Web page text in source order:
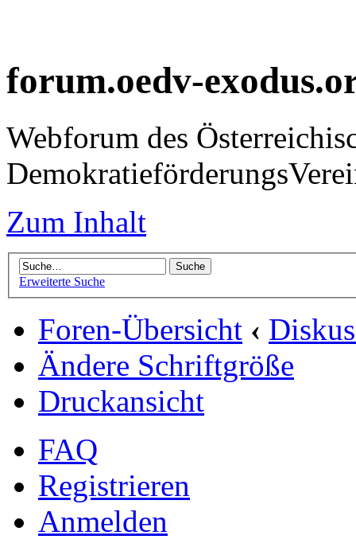
forum.oedv-
Webforum des
Zum Inhalt
Erweiterte Suche
Foren-Übersicht ‹
Ändere Schriftgröße
Druckansicht
FAQ
Registrieren
Anmelden